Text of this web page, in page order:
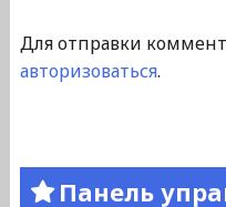
Для отправки
авторизоваться.
Панель